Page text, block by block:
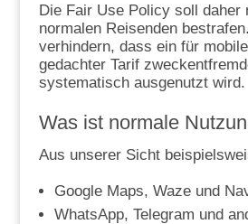
Die Fair Use Policy soll daher
normalen Reisenden
verhindern, dass ein für
gedachter Tarif
systematisch ausgenutzt wird.
Was ist normale
Aus unserer Sicht
Google Maps, Waze und
WhatsApp, Telegram und